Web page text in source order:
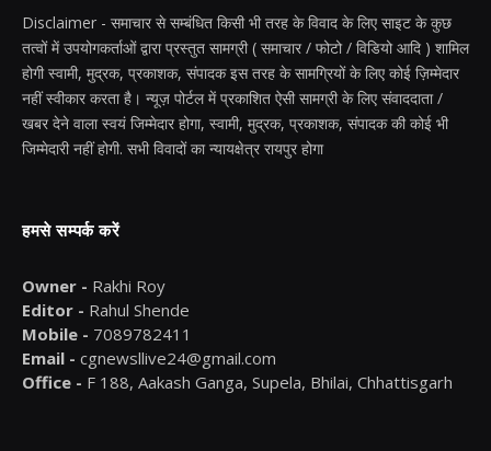
Disclaimer - समाचार से सम्बंधित किसी भी तरह के विवाद के लिए साइट के कुछ
तत्वों में उपयोगकर्ताओं द्वारा प्रस्तुत सामग्री ( समाचार / फोटो / विडियो आदि ) शामिल
होगी स्वामी, मुद्रक, प्रकाशक, संपादक इस तरह के सामग्रियों के लिए कोई ज़िम्मेदार
नहीं स्वीकार करता है। न्यूज़ पोर्टल में प्रकाशित ऐसी सामग्री के लिए संवाददाता /
खबर देने वाला स्वयं जिम्मेदार होगा, स्वामी, मुद्रक, प्रकाशक, संपादक की कोई भी
जिम्मेदारी नहीं होगी. सभी विवादों का न्यायक्षेत्र रायपुर होगा
हमसे सम्पर्क करें
Owner - Rakhi Roy
Editor - Rahul Shende
Mobile - 7089782411
Email - cgnewsllive24@gmail.com
Office - F 188, Aakash Ganga, Supela, Bhilai, Chhattisgarh